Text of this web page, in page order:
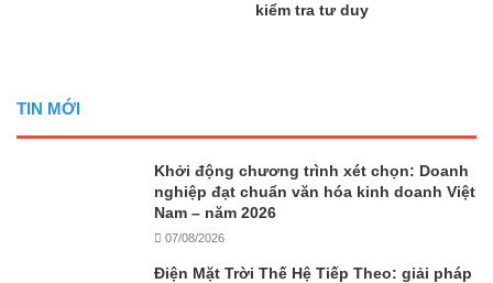
kiểm tra tư duy
TIN MỚI
Khởi động chương trình xét chọn: Doanh
nghiệp đạt chuẩn văn hóa kinh doanh Việt
Nam – năm 2026
07/08/2026
Điện Mặt Trời Thế Hệ Tiếp Theo: giải pháp